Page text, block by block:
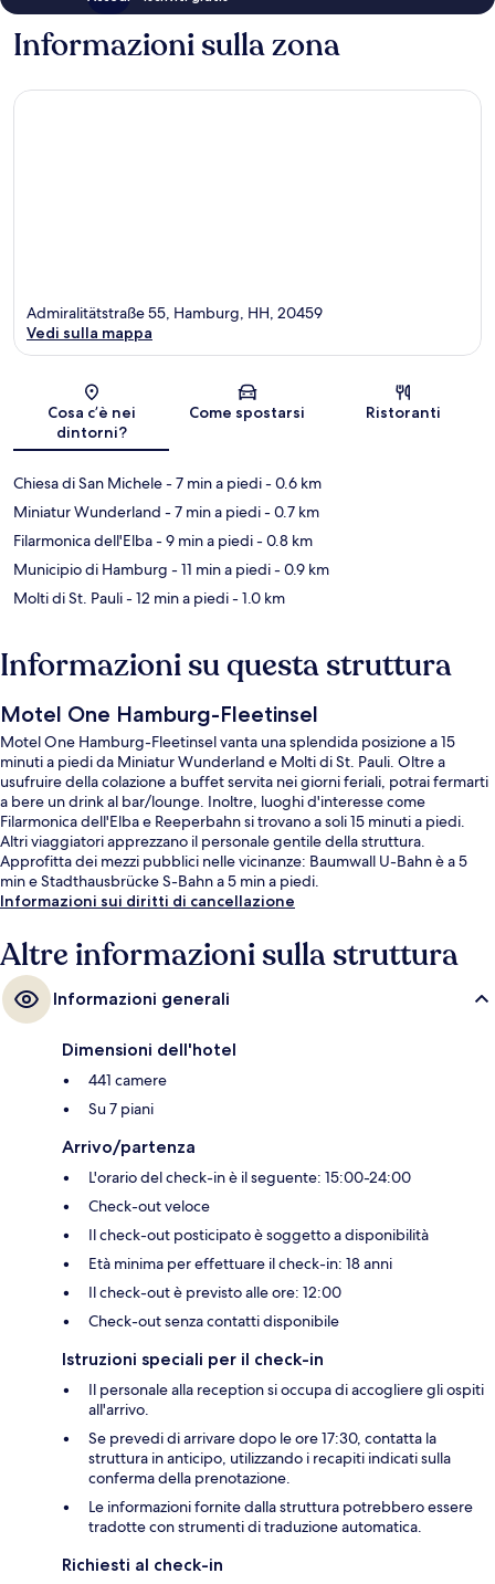
Informazioni sulla zona
Mappa
Admiralitätstraße 55, Hamburg, HH, 20459
Vedi sulla mappa
Cosa c’è nei
dintorni?
Come spostarsi Ristoranti
Chiesa di San Michele- 7 min a piedi- 0.6 km
Miniatur Wunderland - 7 min a piedi- 0.7 km
Filarmonica dell'Elba- 9 min a piedi- 0.8 km
Municipio di Hamburg - 11 min a piedi- 0.9 km
Molti di St. Pauli- 12 min a piedi- 1.0 km
Informazioni su questa struttura
Motel One Hamburg-Fleetinsel
Motel One Hamburg-Fleetinsel vanta una splendida posizione a 15
minuti a piedi da Miniatur Wunderland e Molti di St. Pauli. Oltre a
usufruire della colazione a buffet servita nei giorni feriali, potrai fermarti
a bere un drink al bar/lounge. Inoltre, luoghi d'interesse come
Filarmonica dell'Elba e Reeperbahn si trovano a soli 15 minuti a piedi.
Altri viaggiatori apprezzano il personale gentile della struttura.
Approfitta dei mezzi pubblici nelle vicinanze: Baumwall U-Bahn è a 5
min e Stadthausbrücke S-Bahn a 5 min a piedi.
Informazioni sui diritti di cancellazione
Altre informazioni sulla struttura
Informazioni generali
Dimensioni dell'hotel
441 camere
Su 7 piani
Arrivo/partenza
L'orario del check-in è il seguente: 15:00-24:00
Check-out veloce
Il check-out posticipato è soggetto a disponibilità
Età minima per effettuare il check-in: 18 anni
Il check-out è previsto alle ore: 12:00
Check-out senza contatti disponibile
Istruzioni speciali per il check-in
Il personale alla reception si occupa di accogliere gli ospiti
all'arrivo.
Se prevedi di arrivare dopo le ore 17:30, contatta la
struttura in anticipo, utilizzando i recapiti indicati sulla
conferma della prenotazione.
Le informazioni fornite dalla struttura potrebbero essere
tradotte con strumenti di traduzione automatica.
Richiesti al check-in